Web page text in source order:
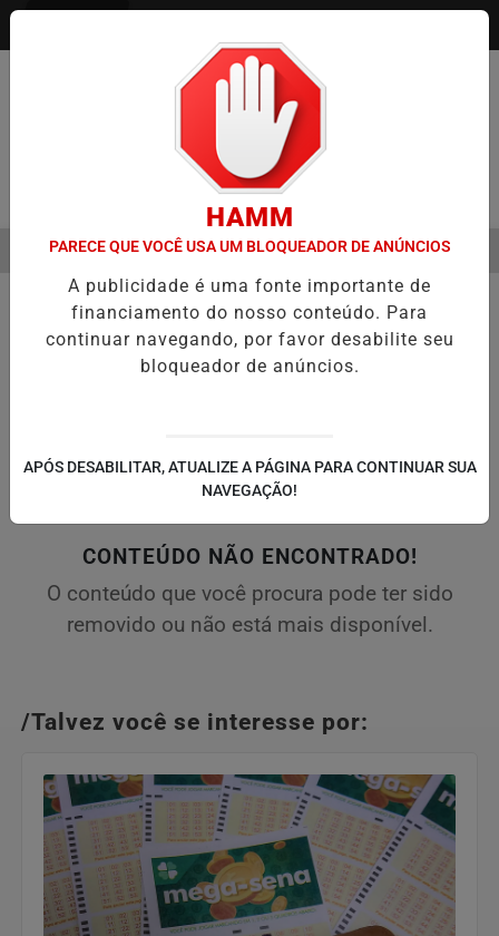
Pesquisar Notícia
SEMESTRE É A VIRADA DO VAREJO ÓPTICO EM 2026 WELTON
EM ALTA
MENU
CONTEÚDO NÃO ENCONTRADO!
O conteúdo que você procura pode ter sido
removido ou não está mais disponível.
/Talvez você se interesse por:
HAMM
PARECE QUE VOCÊ USA UM BLOQUEADOR DE ANÚNCIOS
A publicidade é uma fonte importante de
financiamento do nosso conteúdo. Para
continuar navegando, por favor desabilite seu
bloqueador de anúncios.
APÓS DESABILITAR, ATUALIZE A PÁGINA PARA CONTINUAR SUA
NAVEGAÇÃO!